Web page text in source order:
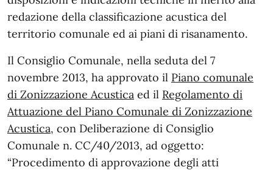
redazione della classificazione acustica del
territorio comunale ed ai piani di risanamento.
Il Consiglio Comunale, nella seduta del 7
novembre 2013, ha approvato il Piano comunale
di Zonizzazione Acustica ed il Regolamento di
Attuazione del Piano Comunale di Zonizzazione
Acustica, con Deliberazione di Consiglio
Comunale n. CC/40/2013, ad oggetto:
“Procedimento di approvazione degli atti